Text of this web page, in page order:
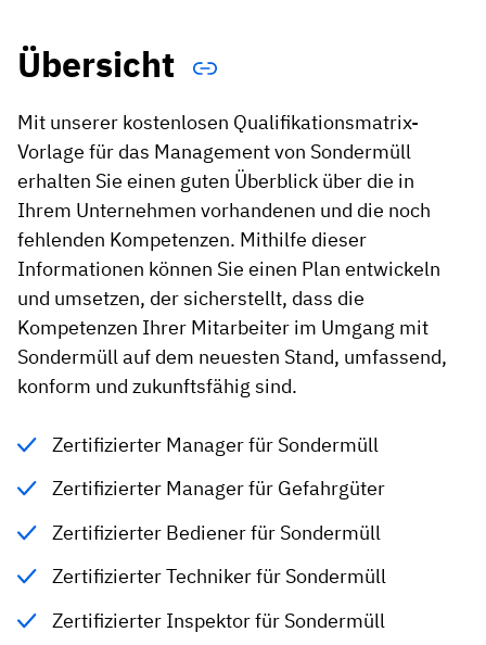
Übersicht
Mit unserer kostenlosen Qualifikationsmatrix-
Vorlage für das Management von Sondermüll
erhalten Sie einen guten Überblick über die in
Ihrem Unternehmen vorhandenen und die noch
fehlenden Kompetenzen. Mithilfe dieser
Informationen können Sie einen Plan entwickeln
und umsetzen, der sicherstellt, dass die
Kompetenzen Ihrer Mitarbeiter im Umgang mit
Sondermüll auf dem neuesten Stand, umfassend,
konform und zukunftsfähig sind.
Zertifizierter Manager für Sondermüll
Zertifizierter Manager für Gefahrgüter
Zertifizierter Bediener für Sondermüll
Zertifizierter Techniker für Sondermüll
Zertifizierter Inspektor für Sondermüll